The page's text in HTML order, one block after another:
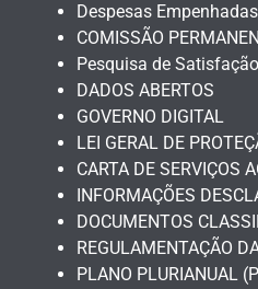
Despesas
COMISSÃO
Pesquisa de Satisfação
DADOS ABERTOS
GOVERNO DIGITAL
LEI GERAL DE
CARTA DE SERVIÇOS
INFORMAÇÕES
DOCUMENTOS
REGULAMENTAÇÃO
PLANO PLURIANUAL